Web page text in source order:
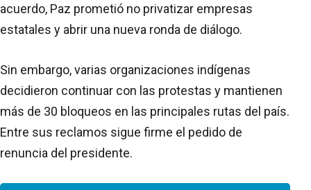
acuerdo, Paz prometió no privatizar empresas
estatales y abrir una nueva ronda de diálogo.
Sin embargo, varias organizaciones indígenas
decidieron continuar con las protestas y mantienen
más de 30 bloqueos en las principales rutas del país.
Entre sus reclamos sigue firme el pedido de
renuncia del presidente.